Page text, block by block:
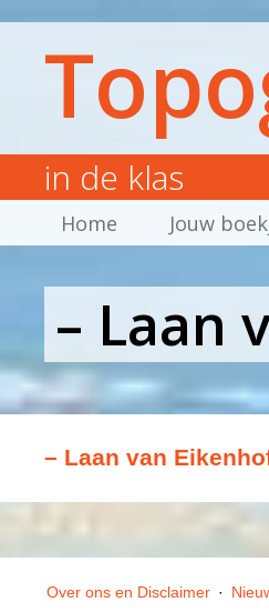
in de klas
Home Jouw
– Laan
– Laan van
Over ons en Disclaimer ·